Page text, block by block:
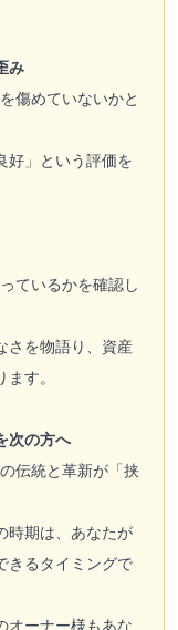
み
傷めていないかと
好」という評価を
ているかを確認し
さを物語り、資産
す。
次の方へ
伝統と革新が「挟
時期は、あなたが
きるタイミングで
オーナー様もあな